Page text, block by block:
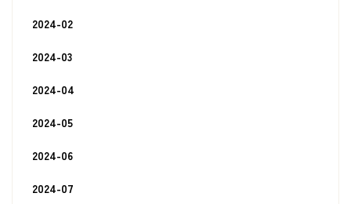
2024-02
2024-03
2024-04
2024-05
2024-06
2024-07